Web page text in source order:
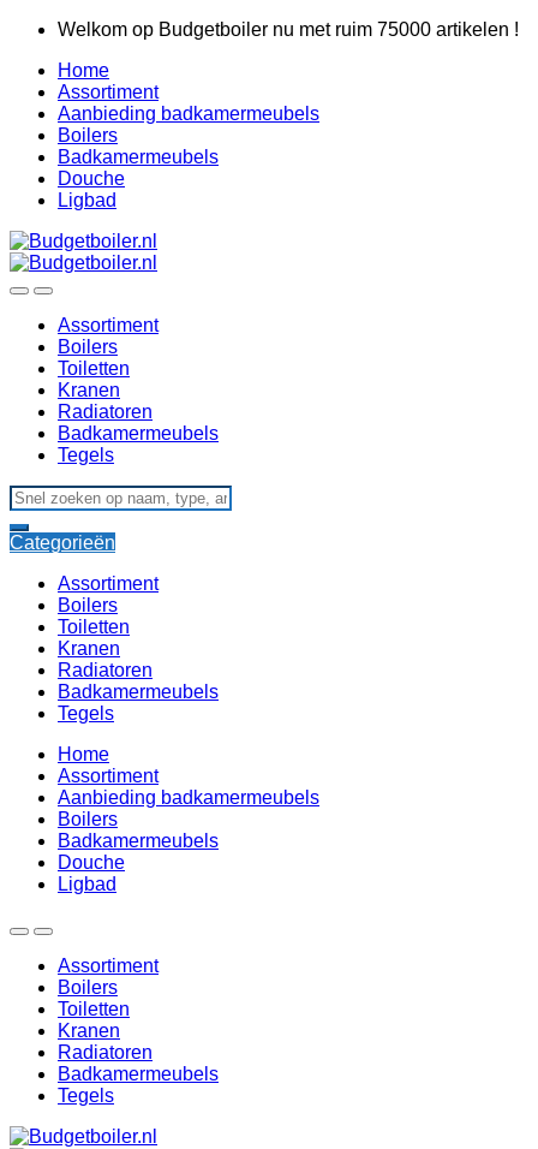
Skip
navigation
Skip
content
Welkom op Budgetboiler nu met ruim 75000 artikelen !
Home
Assortiment
Aanbieding badkamermeubels
Boilers
Badkamermeubels
Douche
Ligbad
Assortiment
Boilers
Toiletten
Kranen
Radiatoren
Badkamermeubels
Tegels
Search
for:
Categorieën
Assortiment
Boilers
Toiletten
Kranen
Radiatoren
Badkamermeubels
Tegels
Home
Assortiment
Aanbieding badkamermeubels
Boilers
Badkamermeubels
Douche
Ligbad
Assortiment
Boilers
Toiletten
Kranen
Radiatoren
Badkamermeubels
Tegels